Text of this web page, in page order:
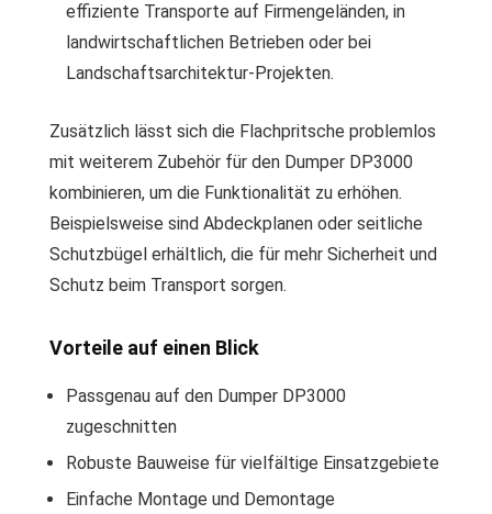
effiziente Transporte auf Firmengeländen, in
landwirtschaftlichen Betrieben oder bei
Landschaftsarchitektur-Projekten.
Zusätzlich lässt sich die Flachpritsche problemlos
mit weiterem Zubehör für den Dumper DP3000
kombinieren, um die Funktionalität zu erhöhen.
Beispielsweise sind Abdeckplanen oder seitliche
Schutzbügel erhältlich, die für mehr Sicherheit und
Schutz beim Transport sorgen.
Vorteile auf einen Blick
Passgenau auf den Dumper DP3000
zugeschnitten
Robuste Bauweise für vielfältige Einsatzgebiete
Einfache Montage und Demontage